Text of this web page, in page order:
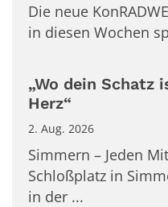
Die neue
in diesen Wochen
„Wo dein Schatz
Herz“
2. Aug. 2026
Simmern – Jeden
Schloßplatz in
in der ...